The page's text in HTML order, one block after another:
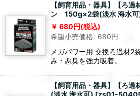
【飼育用品・器具】【ろ
ン 150g×2袋(淡水 海水
680円(税込)
希望小売価格: 680円
メガパワー用 交換ろ過材2
み・悪臭を強力吸着。
【飼育用品・器具】【ろ
(淡水 海水可) [zs01-